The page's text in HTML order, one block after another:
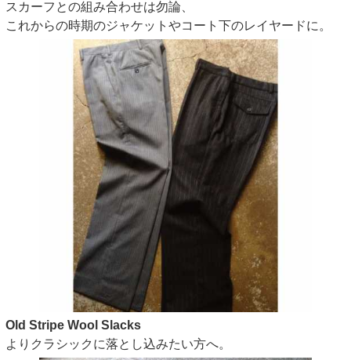
スカーフとの組み合わせは勿論、
これからの時期のジャケットやコート下のレイヤードに。
Old Stripe Wool Slacks
よりクラシックに落とし込みたい方へ。